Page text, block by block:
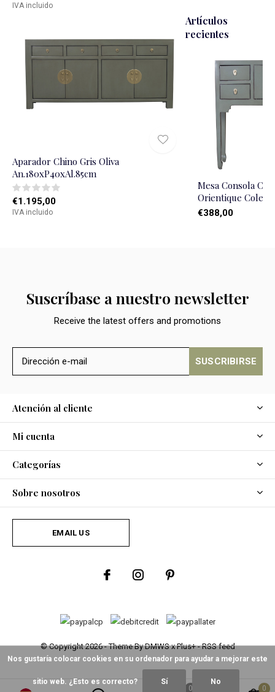
IVA incluido
Aparador Chino Gris Oliva
An.180xP40xAl.85cm
€1.195,00
IVA incluido
Artículos
recientes
Mesa Consola
Orientique
€388,00
Suscríbase a nuestro newsletter
Receive the latest offers and promotions
SUSCRIBIRSE
Atención al cliente
Mi cuenta
Categorías
Sobre nosotros
EMAIL US
© Copyright2026- Theme ByDMWSxPlus+-RSS feed
0 0
Nos gustaría colocar cookies en su ordenador para ayudar a mejorar este
sitio web. ¿Esto es correcto? Sí No